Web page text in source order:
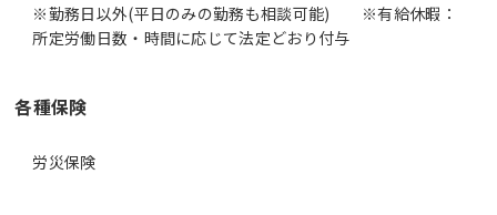
※勤務日以外(平日のみの勤務も相談可能) ※有給休暇：
所定労働日数・時間に応じて法定どおり付与
各種保険
労災保険